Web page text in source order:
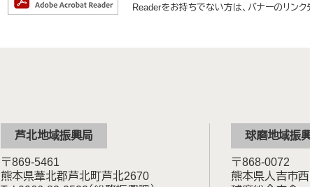
Readerをお持ちでない方は、バナーのリンク
芦北地域振興局
〒869-5461
熊本県葦北郡芦北町芦北2670
球磨地域振
〒868-0072
熊本県人吉市